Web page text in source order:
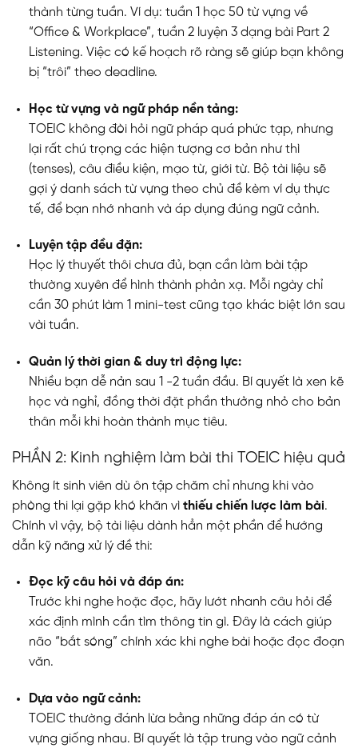
thành từng tuần. Ví dụ: tuần 1 học 50 từ vựng về
“Office & Workplace”, tuần 2 luyện 3 dạng bài Part 2
Listening. Việc có kế hoạch rõ ràng sẽ giúp bạn không
bị “trôi” theo deadline.
Học từ vựng và ngữ pháp nền tảng:
TOEIC không đòi hỏi ngữ pháp quá phức tạp, nhưng
lại rất chú trọng các hiện tượng cơ bản như thì
(tenses), câu điều kiện, mạo từ, giới từ. Bộ tài liệu sẽ
gợi ý danh sách từ vựng theo chủ đề kèm ví dụ thực
tế, để bạn nhớ nhanh và áp dụng đúng ngữ cảnh.
Luyện tập đều đặn:
Học lý thuyết thôi chưa đủ, bạn cần làm bài tập
thường xuyên để hình thành phản xạ. Mỗi ngày chỉ
cần 30 phút làm 1 mini-test cũng tạo khác biệt lớn sau
vài tuần.
Quản lý thời gian & duy trì động lực:
Nhiều bạn dễ nản sau 1 -2 tuần đầu. Bí quyết là xen kẽ
học và nghỉ, đồng thời đặt phần thưởng nhỏ cho bản
thân mỗi khi hoàn thành mục tiêu.
PHẦN 2: Kinh nghiệm làm bài thi TOEIC hiệu quả
Không ít sinh viên dù ôn tập chăm chỉ nhưng khi vào
phòng thi lại gặp khó khăn vì thiếu chiến lược làm bài.
Chính vì vậy, bộ tài liệu dành hẳn một phần để hướng
dẫn kỹ năng xử lý đề thi:
Đọc kỹ câu hỏi và đáp án:
Trước khi nghe hoặc đọc, hãy lướt nhanh câu hỏi để
xác định mình cần tìm thông tin gì. Đây là cách giúp
não “bắt sóng” chính xác khi nghe bài hoặc đọc đoạn
văn.
Dựa vào ngữ cảnh:
TOEIC thường đánh lừa bằng những đáp án có từ
vựng giống nhau. Bí quyết là tập trung vào ngữ cảnh